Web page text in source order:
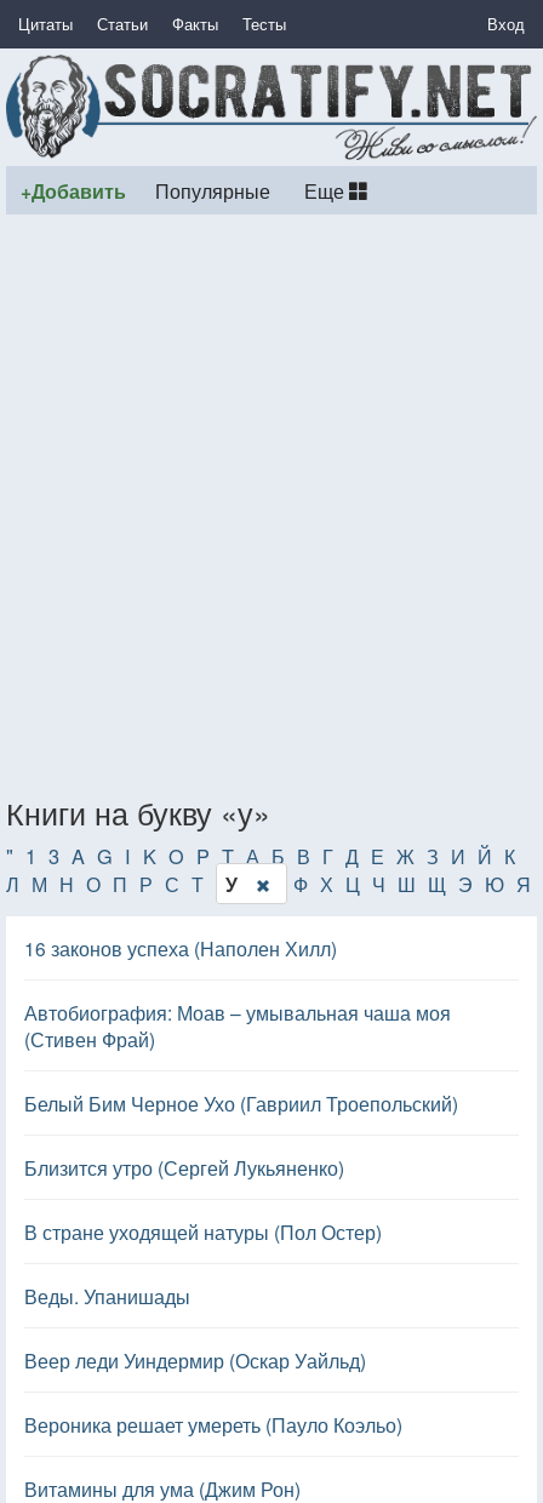
Цитаты Статьи Факты Тесты Вход
+Добавить Популярные Еще
Книги на букву «у»
" 1 3 A G I K O P T А Б В Г Д Е Ж З И Й К
Л М Н О П Р С Т У Ф Х Ц Ч Ш Щ Э Ю Я
16 законов успеха (Наполен Хилл)
Автобиография: Моав – умывальная чаша моя
(Стивен Фрай)
Белый Бим Черное Ухо (Гавриил Троепольский)
Близится утро (Сергей Лукьяненко)
В стране уходящей натуры (Пол Остер)
Веды. Упанишады
Веер леди Уиндермир (Оскар Уайльд)
Вероника решает умереть (Пауло Коэльо)
Витамины для ума (Джим Рон)